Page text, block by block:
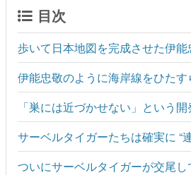
目次
歩いて日本地図を完成させた伊
伊能忠敬のように海岸線をひたす
「巣には近づかせない」という
サーベルタイガーたちは確実に “
ついにサーベルタイガーが交尾